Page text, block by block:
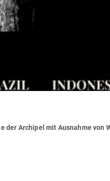
der Archipel mit Aus­nahme von